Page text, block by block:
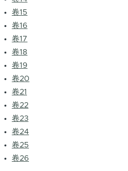
卷15
卷16
卷17
卷18
卷19
卷20
卷21
卷22
卷23
卷24
卷25
卷26